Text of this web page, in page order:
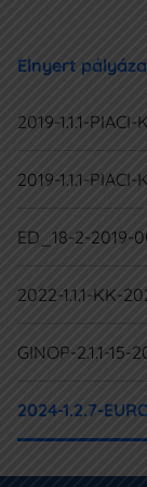
Elnyert
2019-1.1.1-
2019-1.1.1-
ED_18-2-2019-
2022-1.1.1-KK-
GINOP-2.1.1-
2024-1.2.7-